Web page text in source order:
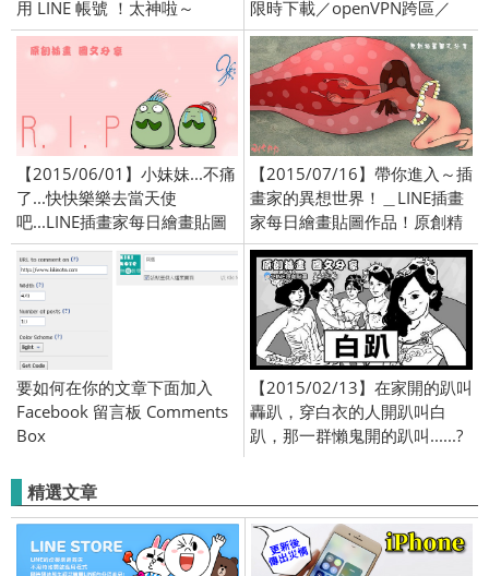
用 LINE 帳號 ！太神啦～
限時下載／openVPN跨區／
2017/7/7
【2015/06/01】小妹妹...不痛
了...快快樂樂去當天使
吧...LINE插畫家每日繪畫貼圖
作品！原創精彩連載中！
【2015/07/16】帶你進入～插
畫家的異想世界！＿LINE插畫
家每日繪畫貼圖作品！原創精
彩連載中！
要如何在你的文章下面加入
Facebook 留言板 Comments
Box
【2015/02/13】在家開的趴叫
轟趴，穿白衣的人開趴叫白
趴，那一群懶鬼開的趴叫......?
精選文章